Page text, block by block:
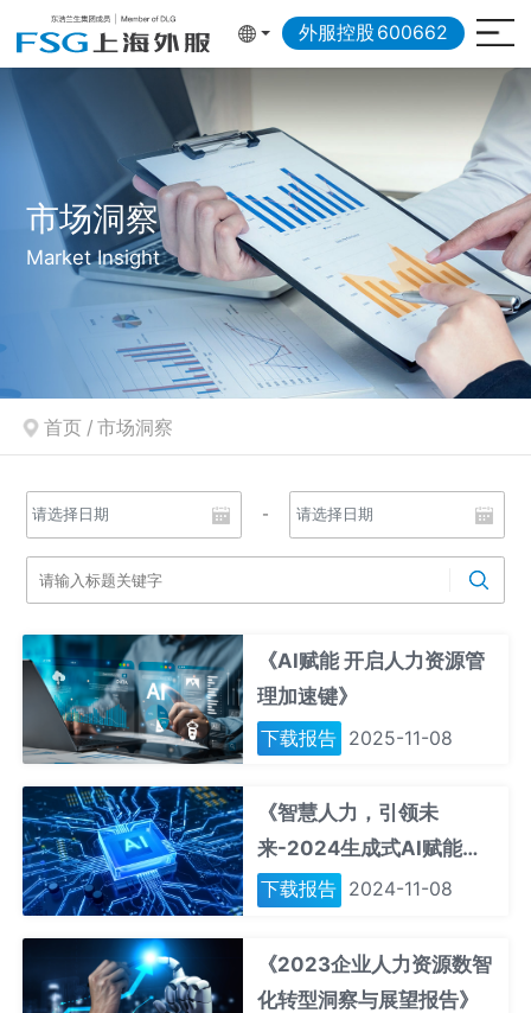
外服控股 600662
市场洞察
Market Insight
首页 / 市场洞察
-
《AI赋能 开启人力资源管
理加速键》
下载报告 2025-11-08
《智慧人力，引领未
来-2024生成式AI赋能人
力资源管理研究报告》
下载报告 2024-11-08
《2023企业人力资源数智
化转型洞察与展望报告》